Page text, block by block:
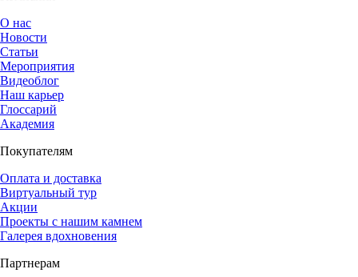
О нас
Новости
Статьи
Мероприятия
Видеоблог
Наш карьер
Глоссарий
Академия
Покупателям
Оплата и доставка
Виртуальный тур
Акции
Проекты с нашим камнем
Галерея вдохновения
Партнерам